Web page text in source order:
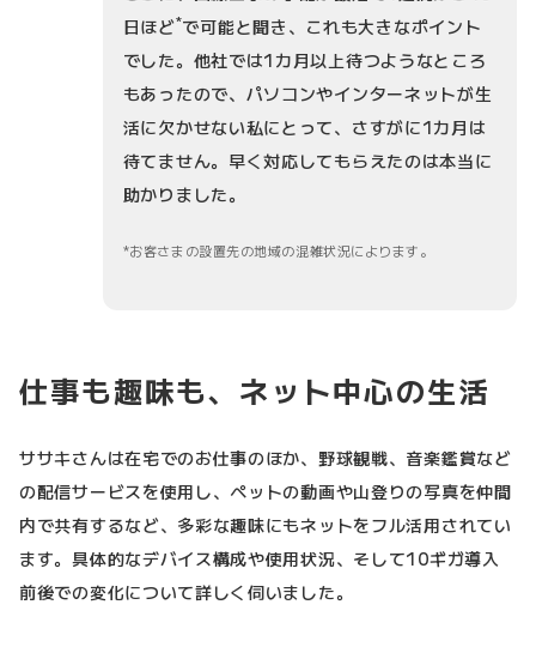
日ほど*で可能と聞き、これも大きなポイント
でした。他社では1カ月以上待つようなところ
もあったので、パソコンやインターネットが生
活に欠かせない私にとって、さすがに1カ月は
待てません。早く対応してもらえたのは本当に
助かりました。
お客さまの設置先の地域の混雑状況によります。
仕事も趣味も、ネット中心の生活
ササキさんは在宅でのお仕事のほか、野球観戦、音楽鑑賞など
の配信サービスを使用し、ペットの動画や山登りの写真を仲間
内で共有するなど、多彩な趣味にもネットをフル活用されてい
ます。具体的なデバイス構成や使用状況、そして10ギガ導入
前後での変化について詳しく伺いました。